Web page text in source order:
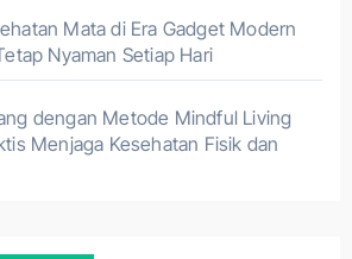
Mata di Era Gadget Modern
Nyaman Setiap Hari
dengan Metode Mindful Living
Menjaga Kesehatan Fisik dan